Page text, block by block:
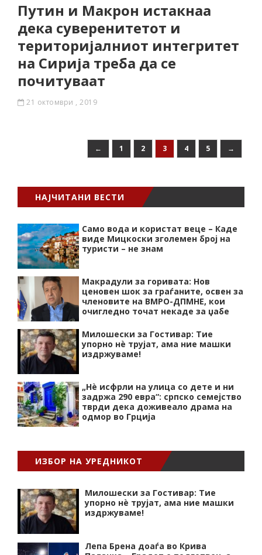
Путин и Макрон истакнаа
дека суверенитетот и
територијалниот интегритет
на Сирија треба да се
почитуваат
21 октомври , 2019
← 1 2 3 4 5 →
НАЈЧИТАНИ ВЕСТИ
Само вода и користат веце – Каде
виде Мицкоски зголемен број на
туристи – не знам
Макрадули за горивата: Нов
ценовен шок за граѓаните, освен за
членовите на ВМРО-ДПМНЕ, кои
очигледно точат некаде за џабе
Милошески за Гостивар: Тие
упорно нѐ трујат, ама ние машки
издржуваме!
„Нѐ исфрли на улица со дете и ни
задржа 290 евра“: српско семејство
тврди дека доживеало драма на
одмор во Грција
ИЗБОР НА УРЕДНИКОТ
Милошески за Гостивар: Тие
упорно нѐ трујат, ама ние машки
издржуваме!
Лепа Брена доаѓа во Крива